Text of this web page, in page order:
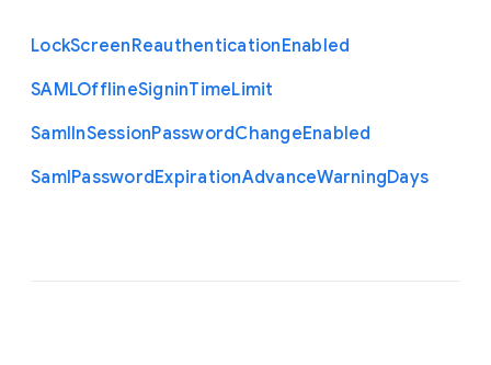
LockScreenReauthenticationEnabled
SAMLOfflineSigninTimeLimit
SamlInSessionPasswordChangeEnabled
SamlPasswordExpirationAdvanceWarningDays